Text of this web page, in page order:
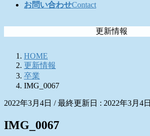
お問い合わせContact
更新情報
HOME
更新情報
卒業
IMG_0067
2022年3月4日 / 最終更新日 : 2022年3月4日
IMG_0067